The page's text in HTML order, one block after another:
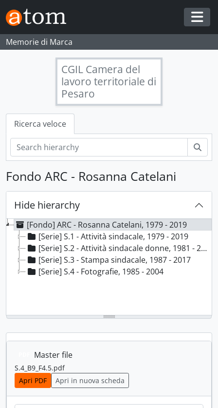
Skip to main content
Memorie di Marca
CGIL Camera del
lavoro territoriale di
Pesaro
Ricerca veloce
Fondo ARC - Rosanna Catelani
Hide hierarchy
[Fondo] ARC - Rosanna Catelani, 1979 - 2019
[Serie] S.1 - Attività sindacale, 1979 - 2019
[Serie] S.2 - Attività sindacale donne, 1981 - 2014; 2019
[Serie] S.3 - Stampa sindacale, 1987 - 2017
[Serie] S.4 - Fotografie, 1985 - 2004
Master file
S.4_B9_F4.5.pdf
Apri PDF
Apri in nuova scheda